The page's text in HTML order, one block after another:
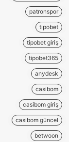
patronspor
tipobet
tipobet giriş
tipobet365
anydesk
casibom
casibom giriş
casibom güncel
betwoon